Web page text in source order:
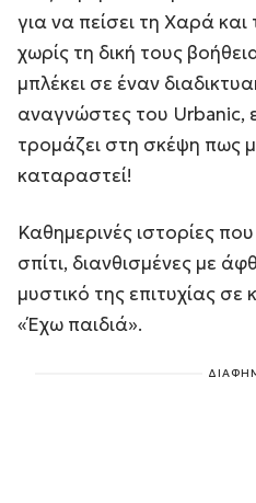
για να πείσει τη Χαρά
χωρίς τη δική τους
μπλέκει σε έναν
αναγνώστες του Urbanic,
τρομάζει στη σκέψη πως
καταραστεί!
Καθημερινές ιστορίες
σπίτι, διανθισμένες με
μυστικό της επιτυχίας σε
«Έχω παιδιά».